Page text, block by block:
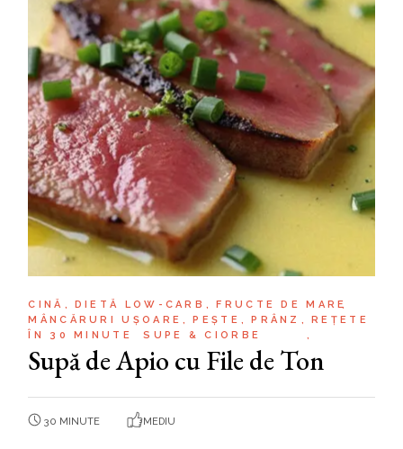
CINĂ DIETĂ LOW-CARB
FRUCTE DE MARE
MÂNCĂRURI UȘOARE
PEȘTE PRÂNZ
REȚETE
ÎN 30 MINUTE
SUPE & CIORBE
Supă de Apio cu File de Ton
30 MINUTE MEDIU